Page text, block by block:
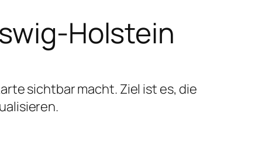
Holstein
sichtbar macht. Ziel ist es, die